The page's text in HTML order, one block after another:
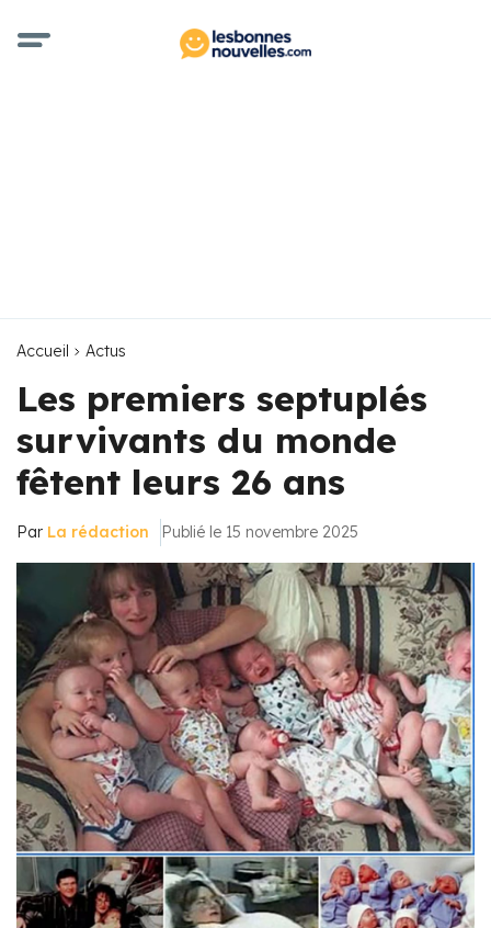
Accueil Actus
Les premiers septuplés
survivants du monde
fêtent leurs 26 ans
Par La rédaction Publié le 15 novembre 2025